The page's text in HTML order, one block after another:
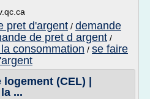
pret d'argent / demande
de pret d argent /
consommation / se faire
(CEL) |
...